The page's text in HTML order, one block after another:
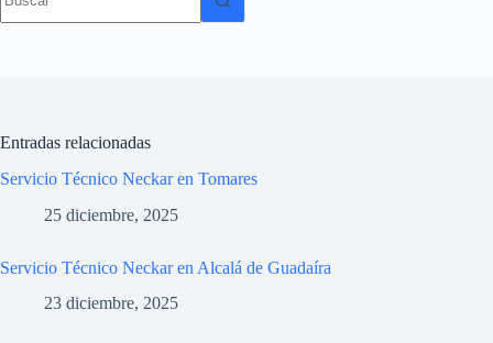
resultados
Entradas relacionadas
Servicio Técnico Neckar en Tomares
25 diciembre, 2025
Servicio Técnico Neckar en Alcalá de Guadaíra
23 diciembre, 2025